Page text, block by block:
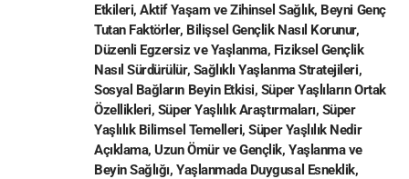
Etkileri,Aktif Yaşam ve Zihinsel Sağlık, Beyni Genç
Tutan Faktörler, Bilişsel Gençlik Nasıl Korunur,
Düzenli Egzersiz ve Yaşlanma, Fiziksel Gençlik
Nasıl Sürdürülür, Sağlıklı Yaşlanma Stratejileri,
Sosyal Bağların Beyin Etkisi, Süper Yaşlıların Ortak
Özellikleri, Süper Yaşlılık Araştırmaları, Süper
Yaşlılık Bilimsel Temelleri,Süper Yaşlılık Nedir
Açıklama,Uzun Ömür ve Gençlik, Yaşlanma ve
Beyin Sağlığı, Yaşlanmada Duygusal Esneklik,